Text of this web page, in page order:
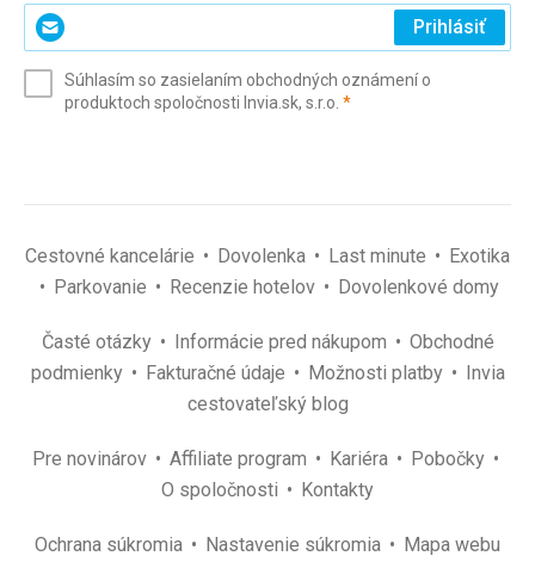
Zadajte
svoj
(povinné)
Prihlásiť
Súhlasím so zasielaním obchodných oznámení o
produktoch spoločnosti Invia.sk, s.r.o. *(povinné)
Cestovné kancelárie Dovolenka Last minute
Exotika
Parkovanie
Recenzie hotelov Dovolenkové domy
Časté otázky Informácie pred nákupom
Obchodné
podmienky
Fakturačné údaje Možnosti platby
Invia
cestovateľský blog
Pre novinárov Affiliate program Kariéra
Pobočky
O spoločnosti
Kontakty
Ochrana súkromia Nastavenie súkromia Mapa webu